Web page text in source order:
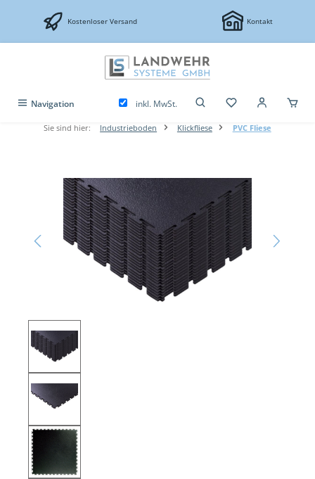
Zum Hauptinhalt springen
Kostenloser Versand Kontakt
Navigation inkl. MwSt.
Sie sind hier: Industrieboden Klickfliese PVC Fliese